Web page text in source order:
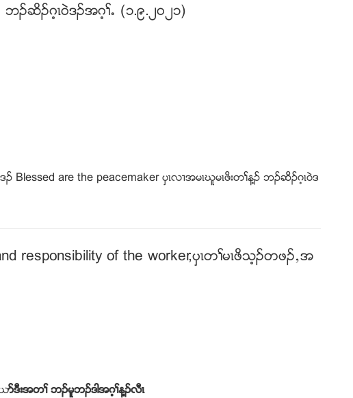
ဘဥဆိဥဂ့ၚ၀ဲဒဥအဂ့ႈ’ (၁.၉.၂၀၂၁)
are the peacemaker ပွၚလ႕အမၚဃူမၚဖိးတႈန႔ဥ ဘဥဆိဥဂ့ၚ၀ဲဒ
responsibility of the worker,ပွၚတႈမၚဖိသ့ဥတဖဥယအ
ဏဒီးအတႈ ဘဥမူဘဥဒါအဂ့ႈန႔ဥလီၚ